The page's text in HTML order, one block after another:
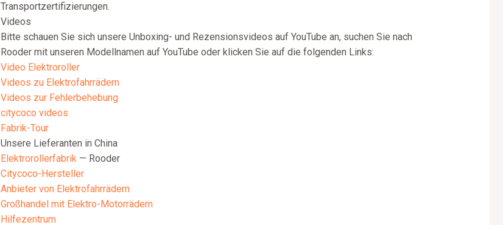
Transportzertifizierungen.
Videos
Bitte schauen Sie sich unsere Unboxing- und Rezensionsvideos auf YouTube an, suchen Sie nach
Rooder mit unseren Modellnamen auf YouTube oder klicken Sie auf die folgenden Links:
Video Elektroroller
Videos zu Elektrofahrrädern
Videos zur Fehlerbehebung
citycoco videos
Fabrik-Tour
Unsere Lieferanten in China
Elektrorollerfabrik— Rooder
Citycoco-Hersteller
Anbieter von Elektrofahrrädern
Großhandel mit Elektro-Motorrädern
Hilfezentrum